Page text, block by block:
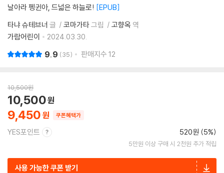
날아라 펭귄아, 드넓은 하늘로! EPUB
타냐 슈테브너 글 코마가타그림 고향옥 역
가람어린이
2024.03.30.
9.9 35 판매지수 12
10,500원
9,450
10,500
쿠폰혜택가
YES포인트 520원 (5%)
5만원 이상 구매 시 2천원 추가 적립
사용 가능한 쿠폰 받기